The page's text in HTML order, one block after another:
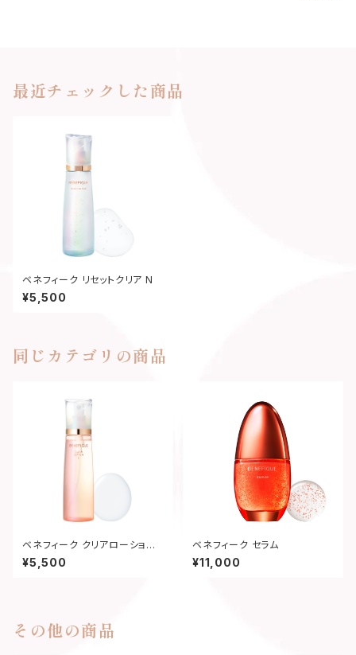
最近チェックした商品
ベネフィーク リセットクリア N
¥5,500
同じカテゴリの商品
ベネフィーク クリアローション
Ⅰ・Ⅱ・Ⅲ
¥5,500
ベネフィーク セラム
¥11,000
その他の商品